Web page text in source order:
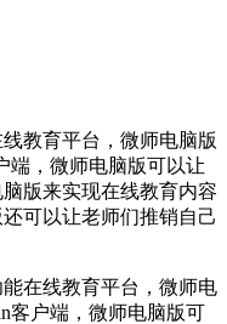
教育平台，微师电脑版
端，微师电脑版可以让
版来实现在线教育内容
可以让老师们推销自己
在线教育平台，微师电
客户端，微师电脑版可